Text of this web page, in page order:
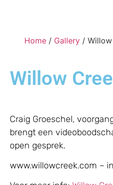
Home / Gallery /
Willow
Craig Groeschel,
brengt een
open gesprek.
www.willowcreek.com –